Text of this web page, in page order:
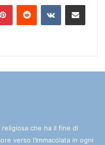
religiosa che ha il fine di
verso l’Immacolata in ogni